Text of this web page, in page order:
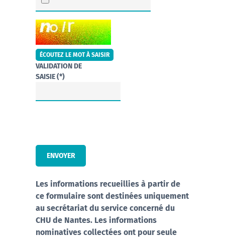
CHAMP POUR LES ROBOTS. SI VOUS ÊTES HUMAINS, MERCI
ÉCOUTEZ LE MOT À SAISIR
VALIDATION DE
SAISIE (*)
Les informations recueillies à partir de
ce formulaire sont destinées uniquement
au secrétariat du service concerné du
CHU de Nantes. Les informations
nominatives collectées ont pour seule